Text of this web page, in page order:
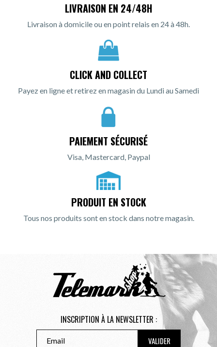
LIVRAISON EN 24/48H
Livraison à domicile ou en point relais en 24 à 48h.
CLICK AND COLLECT
Payez en ligne et retirez en magasin du Lundi au Samedi
PAIEMENT SÉCURISÉ
Visa, Mastercard, Paypal
PRODUIT EN STOCK
Tous nos produits sont en stock dans notre magasin.
INSCRIPTION À LA NEWSLETTER :